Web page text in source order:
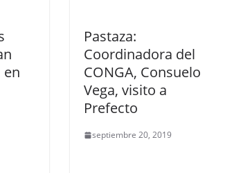
en
Pastaza:
Coordinadora del
CONGA, Consuelo
Vega, visito a
Prefecto
septiembre 20, 2019